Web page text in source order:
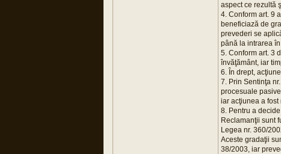
aspect ce rezultă
4. Conform art. 9
beneficiază de
prevederi se
până la intrarea
5. Conform art. 3
învăţământ, iar
6. În drept,
7. Prin Sentinţa
procesuale
iar acţiunea a
8. Pentru a
Reclamanţii sunt
Legea nr. 360/
Aceste gradaţii
38/2003, iar